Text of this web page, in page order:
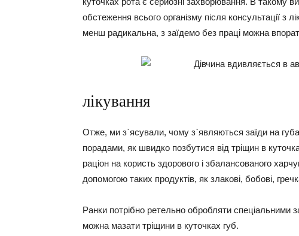
обстеження всього організму після консультації
менш радикальна, з заїдемо без праці можна
лікування
Отже, ми з`ясували, чому з`являються заїди на
порадами, як швидко позбутися від тріщин в
раціон на користь здорового і збалансованого
допомогою таких продуктів, як злакові, бобові,
Ранки потрібно ретельно обробляти спеціальними
можна мазати тріщини в куточках губ.